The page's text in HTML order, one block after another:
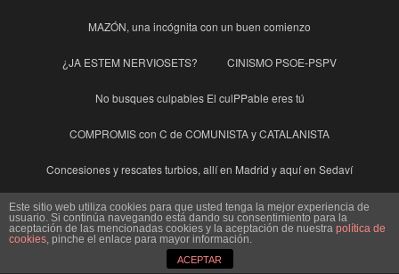
MAZÓN, una incógnita con un buen comienzo
¿JA ESTEM NERVIOSETS? CINISMO PSOE-PSPV
No busques culpables El culPPable eres tú
COMPROMIS con C de COMUNISTA y CATALANISTA
Concesiones y rescates turbios, allí en Madrid y aquí en Sedaví
LA “HONORABILIDAD” DE PACTAR CON CORRUPTOS
¡Haremos más! Que nadie se lleve a engaño
Este sitio web utiliza cookies para que usted tenga la mejor experiencia de
usuario. Si continúa navegando está dando su consentimiento para la
aceptación de las mencionadas cookies y la aceptación de nuestra política de
cookies, pinche el enlace para mayor información.
ACEPTAR